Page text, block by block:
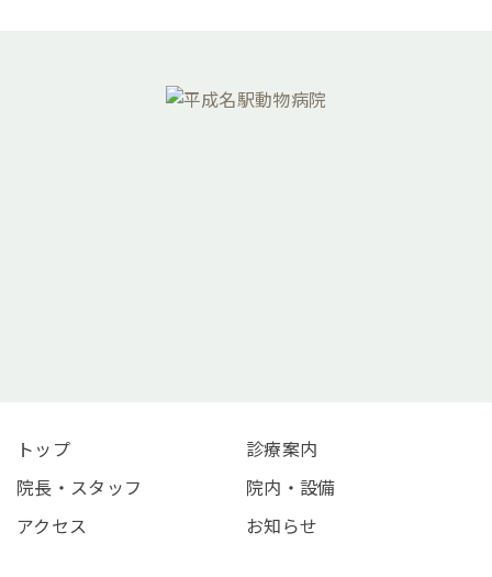
トップ
診療案内
院長・スタッフ
院内・設備
アクセス
お知らせ